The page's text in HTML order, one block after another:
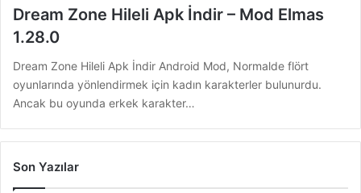
Dream Zone Hileli Apk İndir – Mod Elmas
1.28.0
Dream Zone Hileli Apk İndir Android Mod, Normalde flört
oyunlarında yönlendirmek için kadın karakterler bulunurdu.
Ancak bu oyunda erkek karakter…
Son Yazılar